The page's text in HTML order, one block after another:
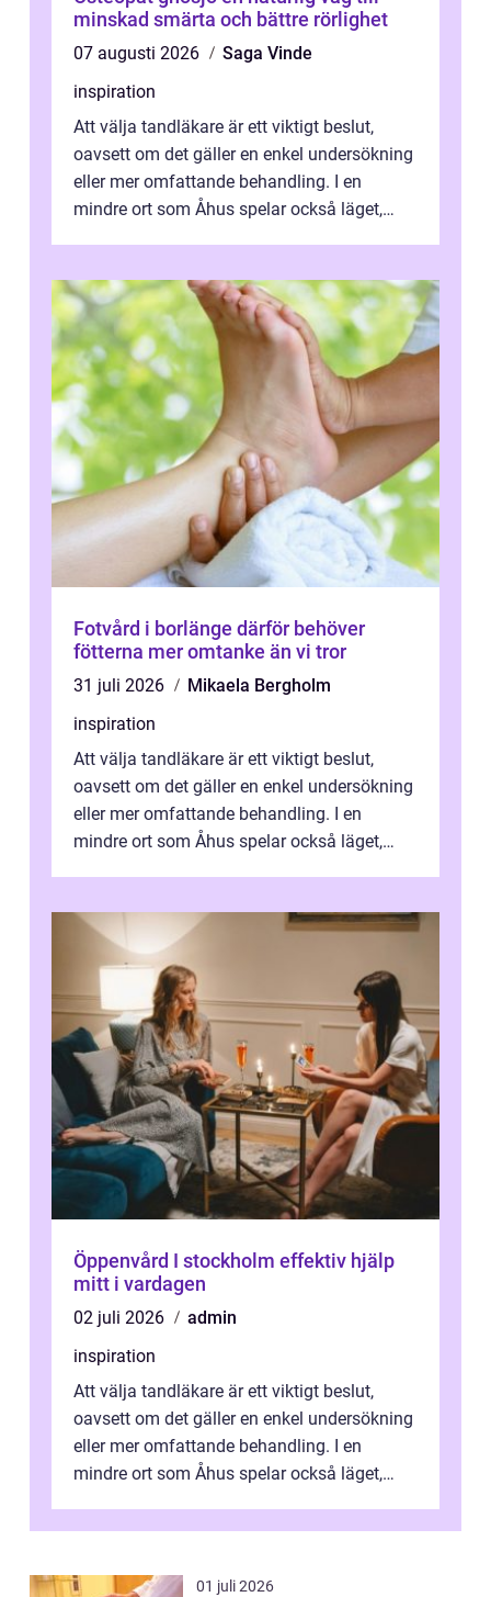
minskad smärta och bättre rörlighet
07 augusti 2026
Saga Vinde
inspiration
Att välja tandläkare är ett viktigt beslut,
oavsett om det gäller en enkel undersökning
eller mer omfattande behandling. I en
mindre ort som Åhus spelar också läget,
Fotvård i borlänge därför behöver
fötterna mer omtanke än vi tror
31 juli 2026
Mikaela Bergholm
inspiration
Att välja tandläkare är ett viktigt beslut,
oavsett om det gäller en enkel undersökning
eller mer omfattande behandling. I en
mindre ort som Åhus spelar också läget,
Öppenvård I stockholm effektiv hjälp
mitt i vardagen
02 juli 2026
admin
inspiration
Att välja tandläkare är ett viktigt beslut,
oavsett om det gäller en enkel undersökning
eller mer omfattande behandling. I en
mindre ort som Åhus spelar också läget,
01 juli 2026